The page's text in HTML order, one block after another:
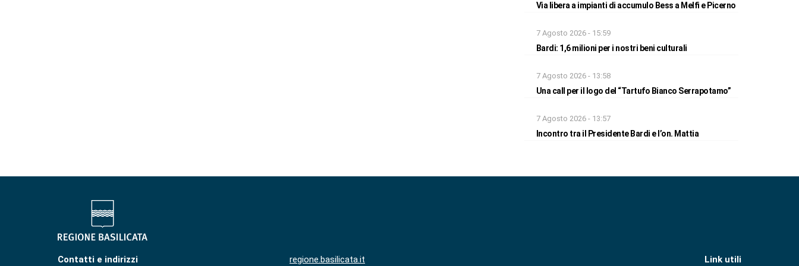
Via libera a impianti di accumulo Bess a Melfi e Picerno
7 Agosto 2026 - 15:59
Bardi: 1,6 milioni per i nostri beni culturali
7 Agosto 2026 - 13:58
Una call per il logo del “Tartufo Bianco Serrapotamo”
7 Agosto 2026 - 13:57
Incontro tra il Presidente Bardi e l’on. Mattia
Contatti e indirizzi regione.basilicata.it Link utili